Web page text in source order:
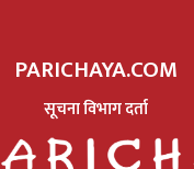
PARICHAYA.COM
सूचना विभाग दर्ता